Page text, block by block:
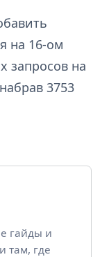
на 16-ом
запросов на
3753
гайды и
там, где